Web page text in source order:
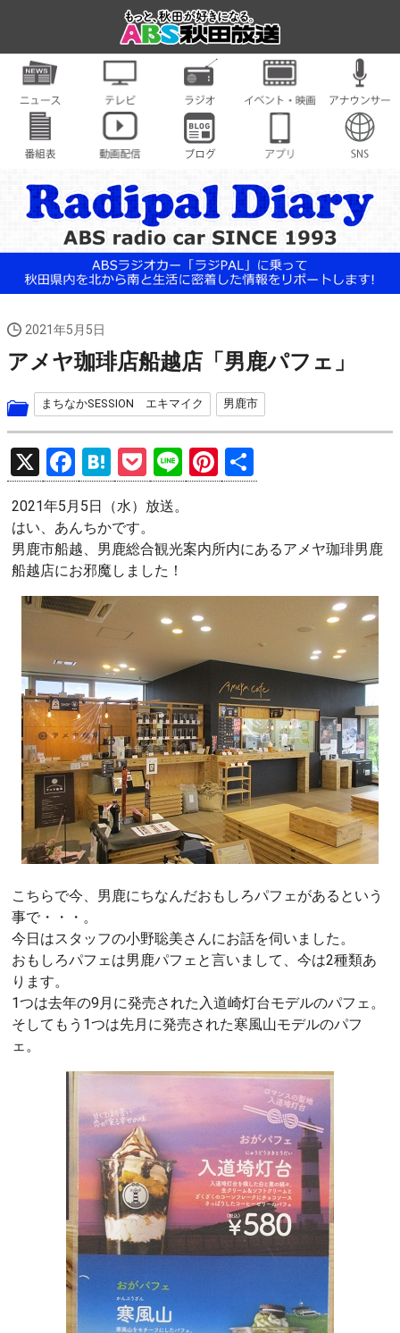
2021年5月5日
アメヤ珈琲店船越店「男鹿パフェ」
まちなかSESSION エキマイク 男鹿市
X
F
a
ce
b
o
o
H
at
e
n
a
P
o
ck
et
Li
n
Pi
nt
es
有
2021年5月5日（水）放送。
はい、あんちかです。
男鹿市船越、男鹿総合観光案内所内にあるアメヤ珈琲男鹿
船越店にお邪魔しました！
こちらで今、男鹿にちなんだおもしろパフェがあるという
事で・・・。
今日はスタッフの小野聡美さんにお話を伺いました。
おもしろパフェは男鹿パフェと言いまして、今は2種類あ
ります。
1つは去年の9月に発売された入道崎灯台モデルのパフェ。
そしてもう1つは先月に発売された寒風山モデルのパフ
ェ。